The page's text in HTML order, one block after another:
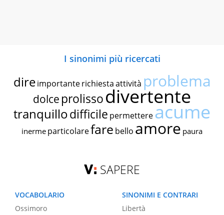
I sinonimi più ricercati
dire importante richiestaattività problema
dolce prolissodivertente
tranquillodifficile permettereacume
inerme particolarefare bello amore paura
SAPERE
VOCABOLARIO
Ossimoro
SINONIMI E CONTRARI
Libertà